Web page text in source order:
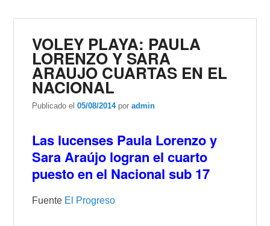
VOLEY PLAYA: PAULA
LORENZO Y SARA
ARAUJO CUARTAS EN EL
NACIONAL
Publicado el05/08/2014 poradmin
Las lucenses Paula Lorenzo y
Sara Araújo logran el cuarto
puesto en el Nacional sub 17
Fuente El Progreso